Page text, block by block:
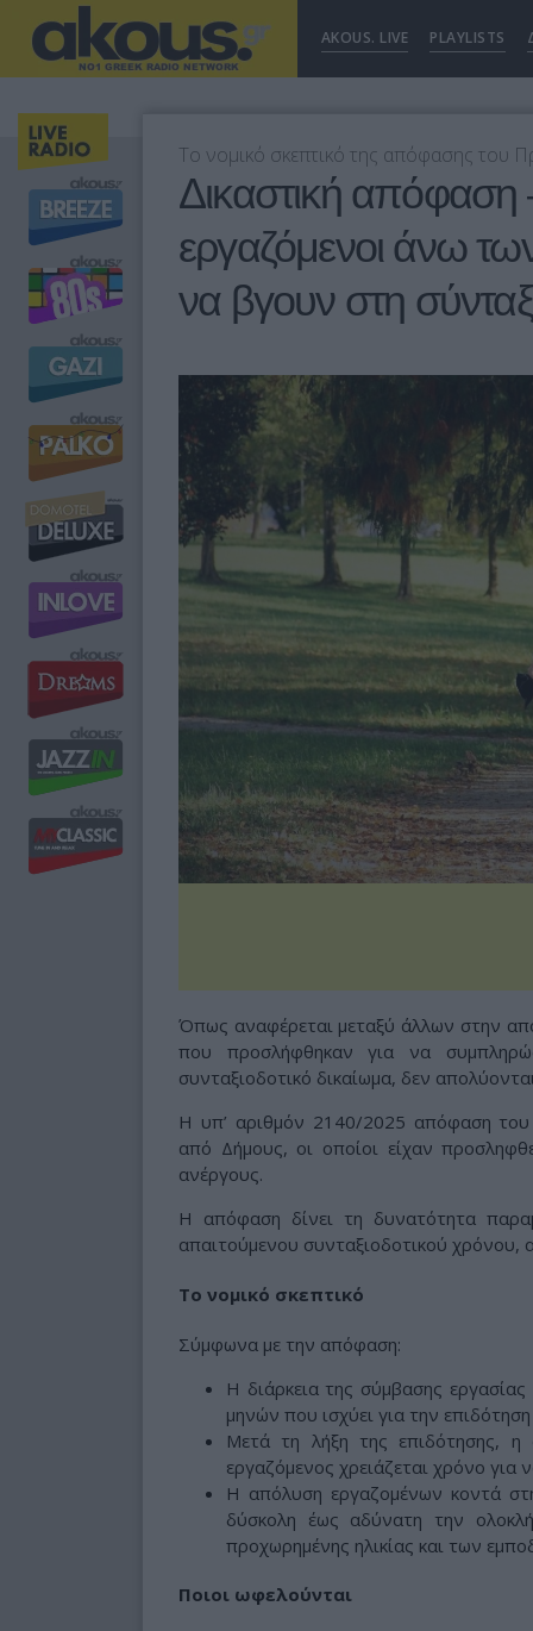
AKOUS. LIVE PLAYLISTS
Το νομικό σκεπτικό της απόφασης του
Δικαστική απόφαση
εργαζόμενοι άνω
να βγουν στη
Όπως αναφέρεται μεταξύ άλλων στην
που προσλήφθηκαν για να
συνταξιοδοτικό δικαίωμα, δεν
Η υπ’ αριθμόν 2140/2025 απόφαση του
από Δήμους, οι οποίοι είχαν
ανέργους.
Η απόφαση δίνει τη δυνατότητα
απαιτούμενου συνταξιοδοτικού χρόνου,
Το νομικό σκεπτικό
Σύμφωνα με την απόφαση:
Η διάρκεια της σύμβασης
μηνών που ισχύει για την
Μετά τη λήξη της επιδότησης, η
εργαζόμενος χρειάζεται χρόνο για
Η απόλυση εργαζομένων κοντά
δύσκολη έως αδύνατη την
προχωρημένης ηλικίας και των
Ποιοι ωφελούνται